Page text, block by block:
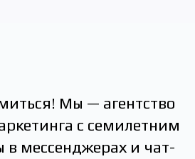
Мы — агентство
с семилетним
мессенджерах и чат-